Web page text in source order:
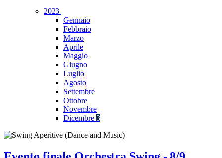
2023
Gennaio
Febbraio
Marzo
Aprile
Maggio
Giugno
Luglio
Agosto
Settembre
Ottobre
Novembre
Dicembre 3